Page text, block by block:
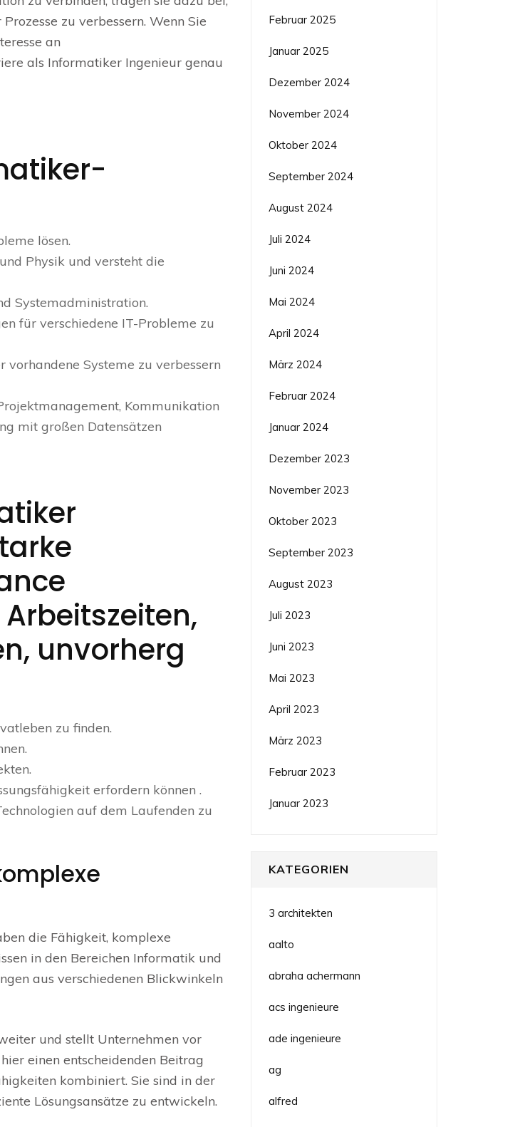
zu verbessern. Wenn Sie
an
als Informatiker Ingenieur genau
lösen.
Physik und versteht die
Systemadministration.
für verschiedene IT-Probleme zu
vorhandene Systeme zu verbessern
Kommunikation
mit großen Datensätzen
unvorherg
zu finden.
erfordern können .
auf dem Laufenden zu
die Fähigkeit, komplexe
in den Bereichen Informatik und
aus verschiedenen Blickwinkeln
und stellt Unternehmen vor
einen entscheidenden Beitrag
kombiniert. Sie sind in der
Lösungsansätze zu entwickeln.
Februar 2025
Januar 2025
Dezember 2024
November 2024
Oktober 2024
September 2024
August 2024
Juli 2024
Juni 2024
Mai 2024
April 2024
März 2024
Februar 2024
Januar 2024
Dezember 2023
November 2023
Oktober 2023
September 2023
August 2023
Juli 2023
Juni 2023
Mai 2023
April 2023
März 2023
Februar 2023
Januar 2023
KATEGORIEN
3 architekten
aalto
abraha achermann
acs ingenieure
ade ingenieure
ag
alfred